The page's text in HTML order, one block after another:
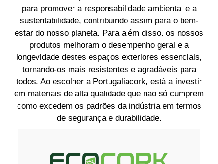
para promover a responsabilidade ambiental e a
sustentabilidade, contribuindo assim para o bem-
estar do nosso planeta. Para além disso, os nossos
produtos melhoram o desempenho geral e a
longevidade destes espaços exteriores essenciais,
tornando-os mais resistentes e agradáveis para
todos. Ao escolher a Portugaliacork, está a investir
em materiais de alta qualidade que não só cumprem
como excedem os padrões da indústria em termos
de segurança e durabilidade.
EXPLORAR